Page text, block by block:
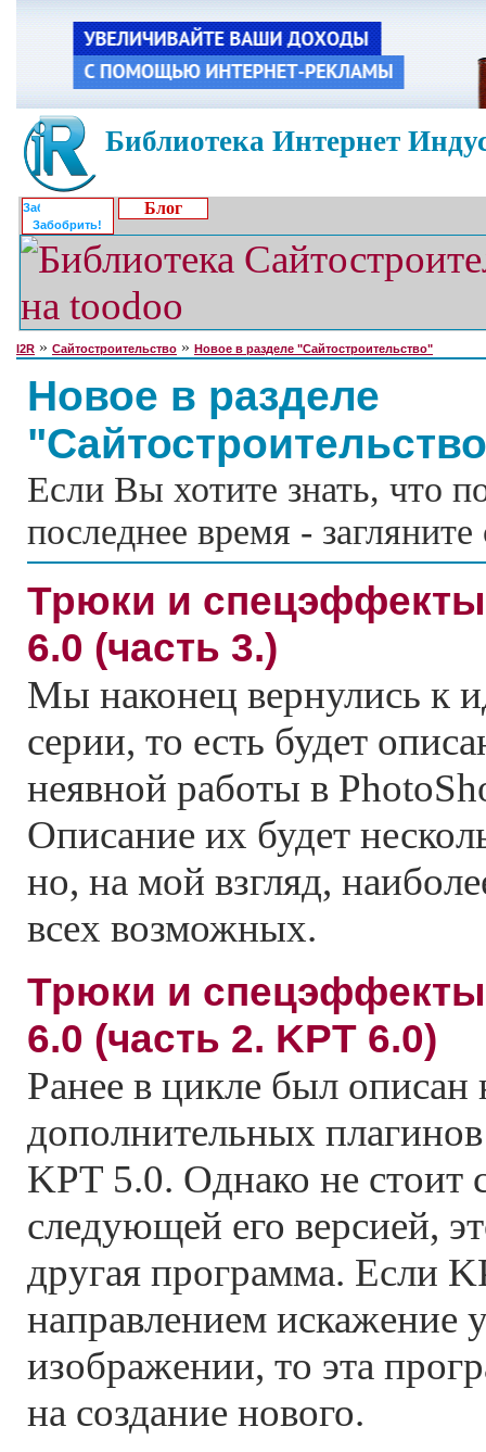
Библиотека Интернет
Забобрить!
Блог
I2R » Сайтостроительство » Новое в разделе "Сайтостроительство"
Новое в разделе
Если Вы хотите знать, что
последнее время -
Трюки и
6.0 (часть 3.)
Мы наконец вернулись к
серии, то есть будет
неявной работы в
Описание их будет
но, на мой взгляд,
всех возможных.
Трюки и
6.0 (часть 2. KPT 6.0)
Ранее в цикле был описан
дополнительных
KPT 5.0. Однако не стоит
следующей его версией,
другая программа. Если
направлением искажение
изображении, то эта
на создание нового.